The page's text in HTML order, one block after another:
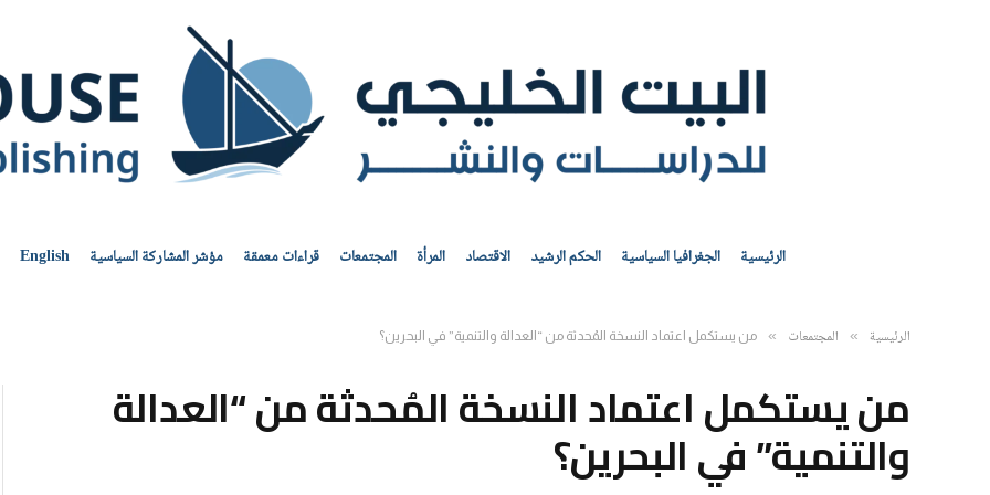
الرئيسية الجغرافيا السياسية الحكم الرشيد الاقتصاد المرأة المجتمعات قراءات معمقة مؤشر المشاركة السياسية English
الرئيسية » المجتمعات » من يستكمل اعتماد النسخة المُحدثة من “العدالة والتنمية” في البحرين؟
من يستكمل اعتماد النسخة المُحدثة من “العدالة
والتنمية” في البحرين؟